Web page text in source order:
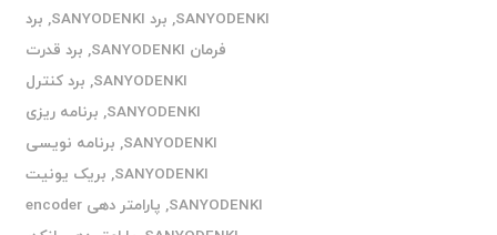
SANYODENKI
, برد SANYODENKI , برد
فرمان SANYODENKI
, برد قدرت
SANYODENKI
, برد کنترل
SANYODENKI
, برنامه ریزی
SANYODENKI
, برنامه نویسی
SANYODENKI
, بریک یونیت
SANYODENKI
,
پارامتر دهی encoder